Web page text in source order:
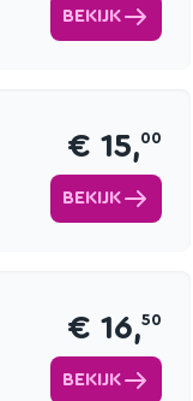
BEKIJK
€ 15,00
BEKIJK
€ 16,50
BEKIJK